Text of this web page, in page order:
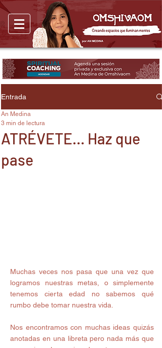
Entrada
ATRÉVETE… Haz que
pase
An Medina
3 min de lectura
Muchas veces nos pasa que una vez que
logramos nuestras metas, o simplemente
tenemos cierta edad no sabemos qué
rumbo debe tomar nuestra vida.
Nos encontramos con muchas ideas quizás
anotadas en una libreta pero nada más que